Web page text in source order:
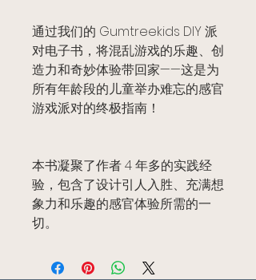
通过我们的 Gumtreekids DIY 派
对电子书，将混乱游戏的乐趣、创
造力和奇妙体验带回家——这是为
所有年龄段的儿童举办难忘的感官
游戏派对的终极指南！
本书凝聚了作者 4 年多的实践经
验，包含了设计引人入胜、充满想
象力和乐趣的感官体验所需的一
切。